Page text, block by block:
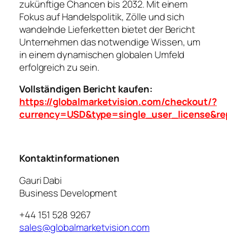
zukünftige Chancen bis 2032. Mit einem
Fokus auf Handelspolitik, Zölle und sich
wandelnde Lieferketten bietet der Bericht
Unternehmen das notwendige Wissen, um
in einem dynamischen globalen Umfeld
erfolgreich zu sein.
Vollständigen Bericht kaufen:
https://globalmarketvision.com/checkout/?
Kontaktinformationen
Gauri Dabi
Business Development
+44 151 528 9267
sales@globalmarketvision.com